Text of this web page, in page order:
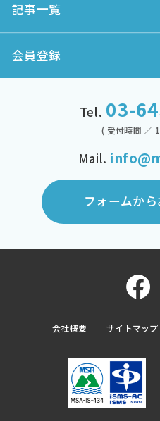
記事一覧
会員登録
Tel. 03-
( 受付時間 ／
Mail.
フォームか
会社概要 サイトマップ